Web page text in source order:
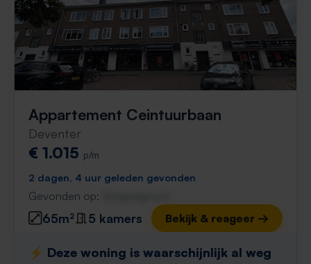
Appartement Ceintuurbaan
Deventer
€ 1.015 p/m
2 dagen, 4 uur geleden gevonden
Gevonden op:
65m² 5 kamers Bekijk & reageer →
⚡️ Deze woning is waarschijnlijk al weg